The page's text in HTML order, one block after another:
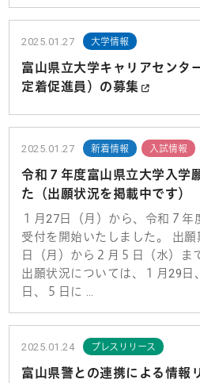
2025.01.27 大学情報
富山県立大学キャリアセンタ
定着促進員）の募集
2025.01.27 新着情報 入試情報
令和７年度富山県立大学入学
た（出願状況を掲載中です）
１月27日（月）から、令和７
受付を開始いたしました。 出
日（月）から２月５日（水）ま
出願状況については、１月29日
日、５日に …
2025.01.24 プレスリリース
富山県警との連携による情報